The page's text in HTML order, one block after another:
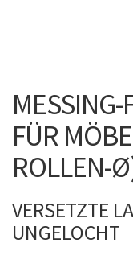
FÜR
ROLLEN-
VERSETZTE
UNGELOCHT